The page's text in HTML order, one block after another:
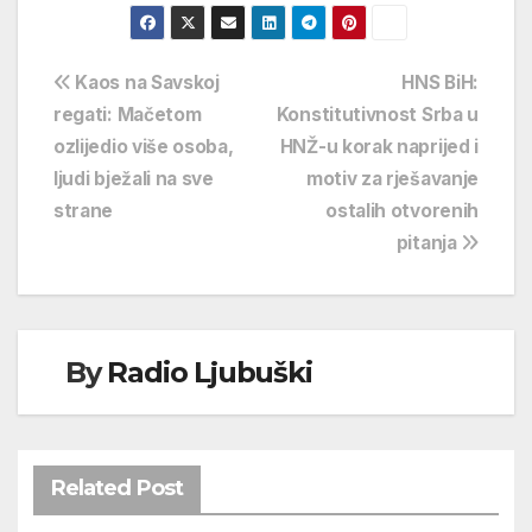
Navigacija
objava
HNS BiH:
Konstitutivnost Srba u
HNŽ-u korak naprijed i
motiv za rješavanje
ostalih otvorenih
pitanja
Kaos na Savskoj
regati: Mačetom
ozlijedio više osoba,
ljudi bježali na sve
strane
ByRadio Ljubuški
Related Post